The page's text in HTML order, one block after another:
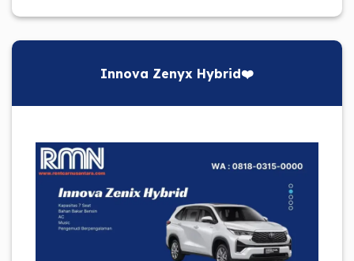
Innova Zenyx Hybrid❤️